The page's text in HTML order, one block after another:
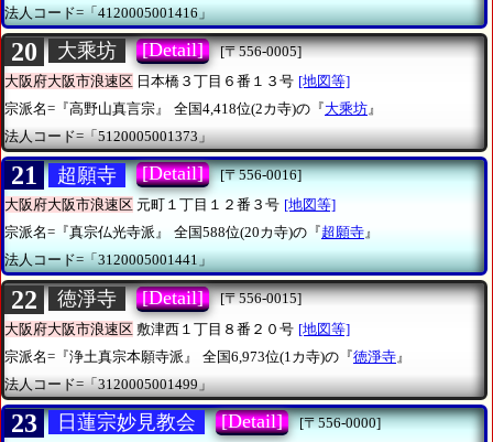
法人コード=「4120005001416」
20 大乘坊 [Detail]
[〒556-0005]
大阪府大阪市浪速区 日本橋３丁目６番１３号 [地図等]
宗派名=『高野山真言宗』
全国4,418位(2カ寺)の『大乘坊 』
法人コード=「5120005001373」
21 超願寺 [Detail]
[〒556-0016]
大阪府大阪市浪速区 元町１丁目１２番３号 [地図等]
宗派名=『真宗仏光寺派』
全国588位(20カ寺)の『超願寺』
法人コード=「3120005001441」
22 徳淨寺 [Detail]
[〒556-0015]
大阪府大阪市浪速区 敷津西１丁目８番２０号 [地図等]
宗派名=『浄土真宗本願寺派』
全国6,973位(1カ寺)の『徳淨寺 』
法人コード=「3120005001499」
23 日蓮宗妙見教会 [Detail]
[〒556-0000]